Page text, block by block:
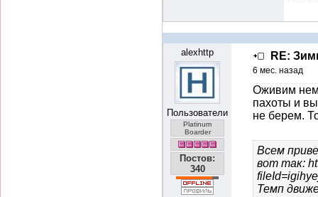
alexhttp
Пользователи
Platinum
Boarder
Постов:
340
RE:
6 мес. назад
Оживим
пахоты и
не берем.
Всем
вот так:
Темп